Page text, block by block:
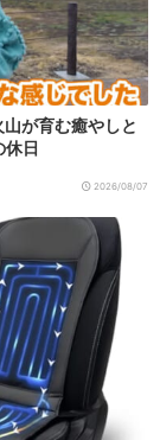
が育む癒やしと
休日
2026/08/07